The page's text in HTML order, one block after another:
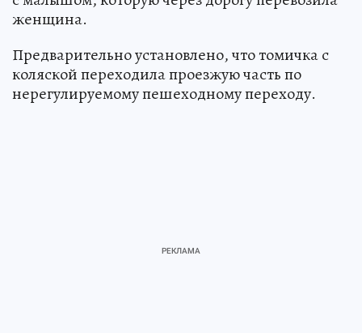
женщина.
Предварительно установлено, что томичка с
коляской переходила проезжую часть по
нерегулируемому пешеходному переходу.